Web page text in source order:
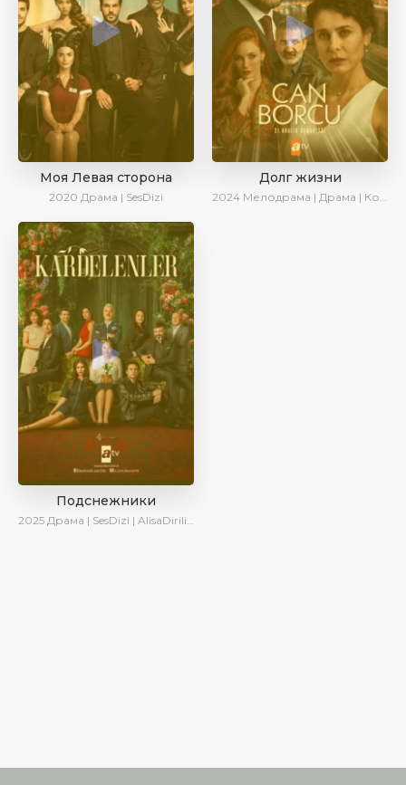
Моя Левая сторона
2020 Драма | SesDizi
Долг жизни
2024 Мелодрама | Драма | Комедия | AlisaDirilis | Сериалы 2024
Подснежники
2025 Драма | SesDizi | AlisaDirilis | Новинки | Сериалы 2025